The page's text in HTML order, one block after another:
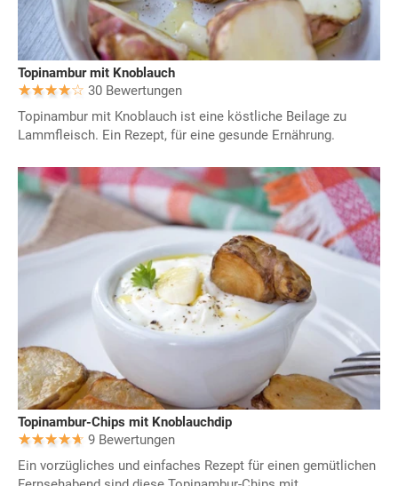
Topinambur mit Knoblauch
30 Bewertungen
Topinambur mit Knoblauch ist eine köstliche Beilage zu
Lammfleisch. Ein Rezept, für eine gesunde Ernährung.
Topinambur-Chips mit Knoblauchdip
9 Bewertungen
Ein vorzügliches und einfaches Rezept für einen gemütlichen